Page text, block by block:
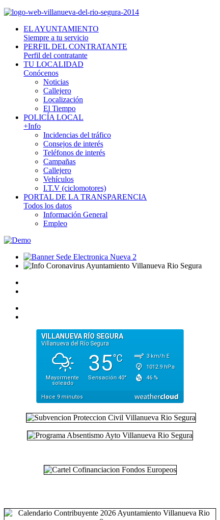
EL AYUNTAMIENTO
Siempre a tu servicio
PERFIL DEL CONTRATANTE
Perfil del contratante
TU LOCALIDAD
Conócenos
Noticias
Callejero
Localización
El Tiempo
POLICÍA LOCAL
+Info
Incidencias del tráfico
Consejos de interés
Teléfonos de interés
Campañas
Callejero
Vehículos
I.T.V (ciclomotores)
PORTAL DE LA TRANSPARENCIA
Todos los datos
Información General
Empleo